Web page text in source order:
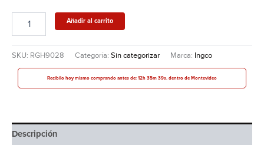
Añadir al carrito
SKU: RGH9028 Categoría: Sin categorizar Marca: Ingco
Recibilo hoy mismo comprando antes de: 12h 35m 38s. dentro de Montevideo
Descripción